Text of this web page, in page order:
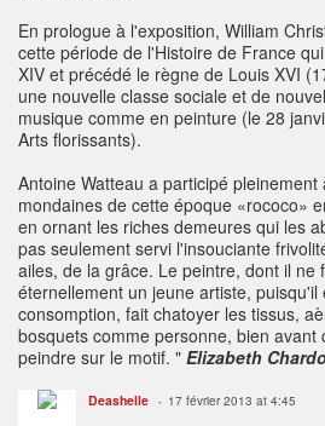
En prologue à l'exposition, William
cette période de l'Histoire de France
XIV et précédé le règne de Louis XVI
une nouvelle classe sociale et de
musique comme en peinture (le 28
Arts florissants).
Antoine Watteau a participé pleinement
mondaines de cette époque «rococo»
en ornant les riches demeures qui les
pas seulement servi l'insouciante
ailes, de la grâce. Le peintre, dont il ne
éternellement un jeune artiste,
consomption, fait chatoyer les tissus,
bosquets comme personne, bien
peindre sur le motif. " Elizabeth
Deashelle 17 février 2013 at 4:45